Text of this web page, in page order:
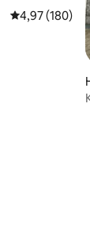
:
Évaluation
4,97 (180)